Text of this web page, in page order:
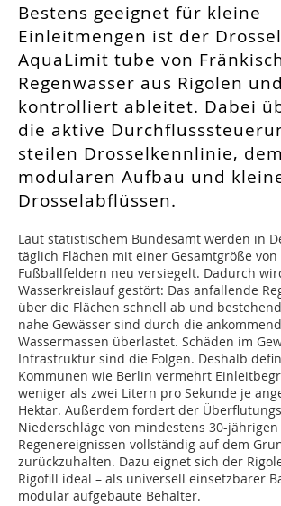
Bestens geeignet für kleine
Einleitmengen ist der
AquaLimit tube von
Regenwasser aus Rigolen
kontrolliert ableitet. Dabei
die aktive
steilen Drosselkennlinie,
modularen Aufbau und
Drosselabflüssen.
Laut statistischem Bundesamt werden in
täglich Flächen mit einer Gesamtgröße von
Fußballfeldern neu versiegelt. Dadurch
Wasserkreislauf gestört: Das anfallende
über die Flächen schnell ab und
nahe Gewässer sind durch die
Wassermassen überlastet. Schäden im
Infrastruktur sind die Folgen. Deshalb
Kommunen wie Berlin vermehrt
weniger als zwei Litern pro Sekunde je
Hektar. Außerdem fordert der
Niederschläge von mindestens 30-jährigen
Regenereignissen vollständig auf dem
zurückzuhalten. Dazu eignet sich der
Rigofill ideal – als universell einsetzbarer
modular aufgebaute Behälter.